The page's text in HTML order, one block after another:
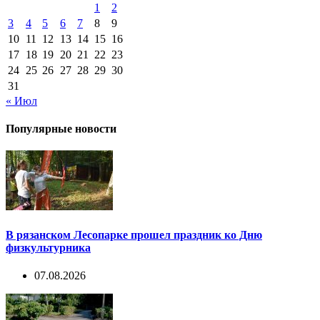
1
2
3
4 5 6 7 8
9
10 11 12 13 14 15 16
17 18 19 20 21 22 23
24 25 26 27 28 29 30
31
« Июл
Популярные новости
В рязанском Лесопарке прошел праздник ко Дню
физкультурника
07.08.2026